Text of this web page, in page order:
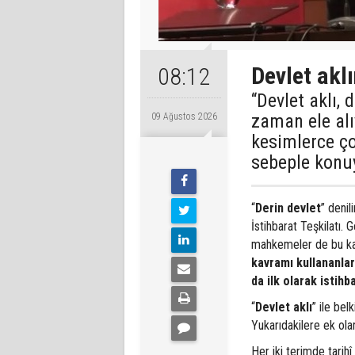
08:12
09 Ağustos 2026
Devlet
“Devlet aklı,
zaman ele
kesimlerce
sebeple
“Derin devlet”
İstihbarat Teşkilatı.
mahkemeler de bu
kavramı
da ilk olarak
“Devlet aklı” ile
Yukarıdakilere ek
Her iki terimde tarihî